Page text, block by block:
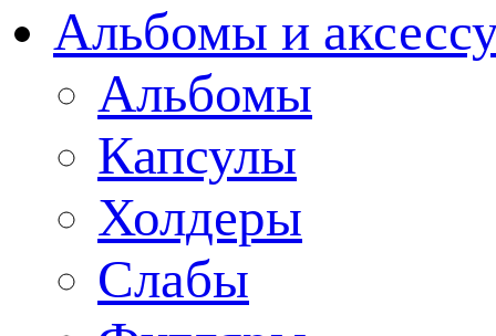
Альбомы и
Альбомы
Капсулы
Холдеры
Слабы